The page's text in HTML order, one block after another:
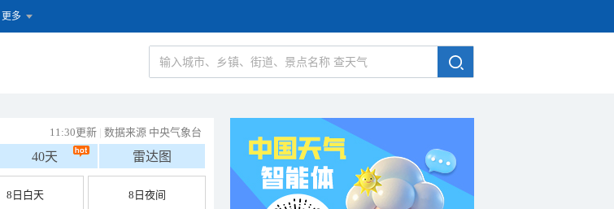
更多
11:30更新 | 数据来源 中央气象台
40天 雷达图
8日白天 8日夜间